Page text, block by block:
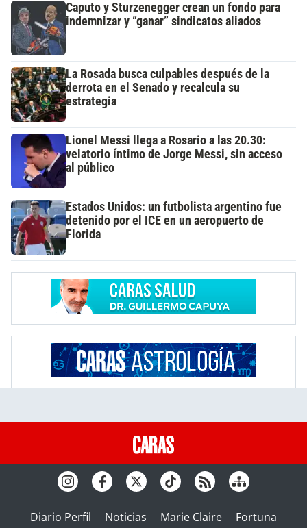
Caputo y Sturzenegger crean un fondo para
indemnizar y “ganar” sindicatos aliados
La Rosada busca culpables después de la
derrota en el Senado y recalcula su
estrategia
Lionel Messi llega a Rosario a las 20.30:
velatorio íntimo de Jorge Messi, sin acceso
al público
Estados Unidos: un futbolista argentino fue
detenido por el ICE en un aeropuerto de
Florida
Diario Perfil Noticias Marie Claire Fortuna